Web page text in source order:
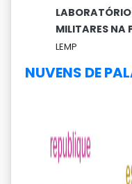
LABORATÓRIO
MILITARES NA
LEMP
NUVENS DE